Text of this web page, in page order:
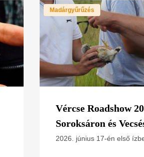
Madárgyűrűzés
Vércse Roadshow
Soroksáron és
2026. június 17-én első